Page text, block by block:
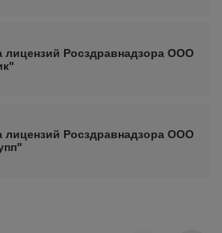
лицензий Росздравнадзора ООО
лицензий Росздравнадзора ООО